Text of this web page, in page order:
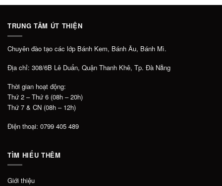
TRUNG TÂM ÚT THIỆN
Chuyên đào tạo các lớp Bánh Kem, Bánh Âu, Bánh Mì.
Địa chỉ: 308/6B Lê Duẩn, Quận Thanh Khê, Tp. Đà Nẵng
Thời gian hoạt động:
Thứ 2 – Thứ 6 (08h – 20h)
Thứ 7 & CN (08h – 12h)
Điện thoại: 0799 405 489
TÌM HIỂU THÊM
Giới thiệu